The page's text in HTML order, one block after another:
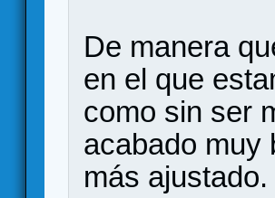
De manera
en el que
como sin ser
acabado muy
más